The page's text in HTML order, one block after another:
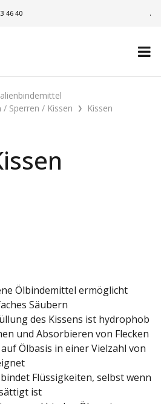
46 40 .
/ Sperren / Kissen
Kissen
Ölbindemittel ermöglicht
Säubern
des Kissens ist hydrophob
und Absorbieren von Flecken
Ölbasis in einer Vielzahl von
Flüssigkeiten, selbst wenn
ist